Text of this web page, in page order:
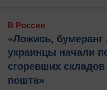
В России
«Ложись,
украинцы начали
сгоревших
пошта»